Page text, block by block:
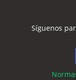
Síguenos